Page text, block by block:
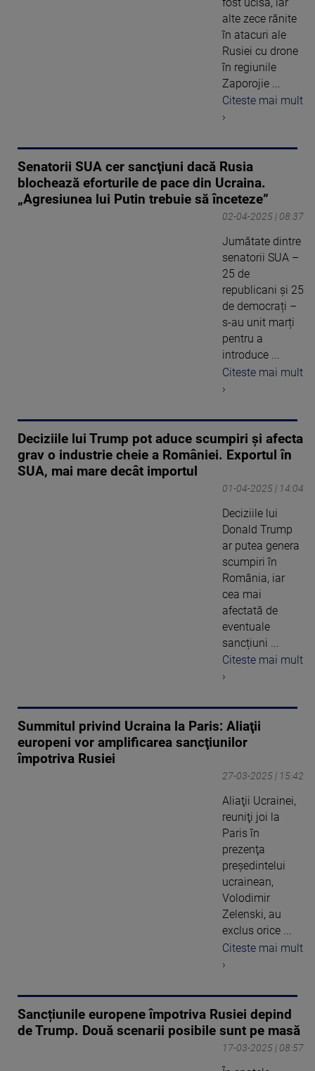
alte zece rănite
în atacuri ale
Rusiei cu drone
în regiunile
Zaporojie ...
Citeste mai mult
›
Senatorii SUA cer sancţiuni dacă Rusia
blochează eforturile de pace din Ucraina.
„Agresiunea lui Putin trebuie să înceteze”
02-04-2025 | 08:37
Jumătate dintre
senatorii SUA –
25 de
republicani și 25
de democrați –
s-au unit marți
pentru a
introduce ...
Citeste mai mult
›
Deciziile lui Trump pot aduce scumpiri și afecta
grav o industrie cheie a României. Exportul în
SUA, mai mare decât importul
01-04-2025 | 14:04
Deciziile lui
Donald Trump
ar putea genera
scumpiri în
România, iar
cea mai
afectată de
eventuale
sancțiuni ...
Citeste mai mult
›
Summitul privind Ucraina la Paris: Aliaţii
europeni vor amplificarea sancţiunilor
împotriva Rusiei
27-03-2025 | 15:42
Aliaţii Ucrainei,
reuniţi joi la
Paris în
prezenţa
preşedintelui
ucrainean,
Volodimir
Zelenski, au
exclus orice ...
Citeste mai mult
›
Sancțiunile europene împotriva Rusiei depind
de Trump. Două scenarii posibile sunt pe masă
17-03-2025 | 08:57